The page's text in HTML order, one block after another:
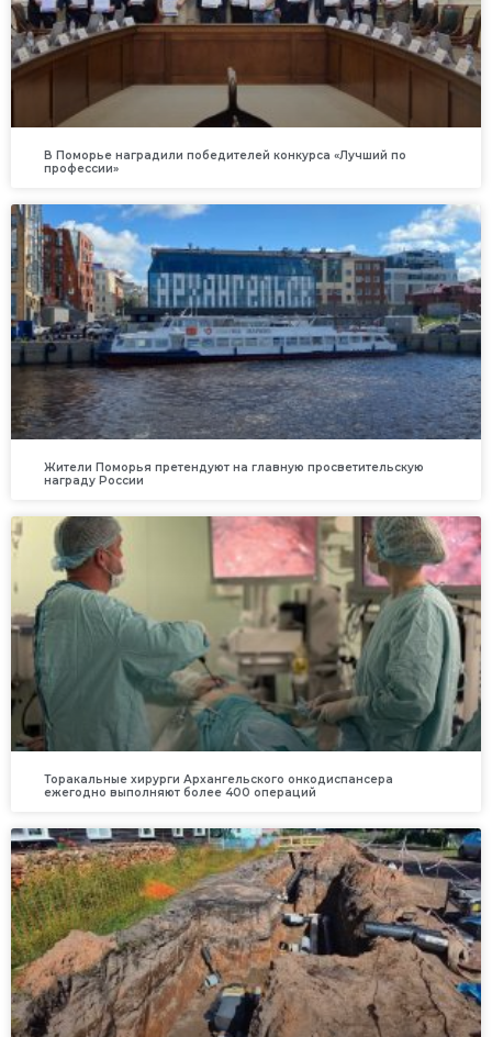
В Поморье наградили победителей конкурса «Лучший по
профессии»
Жители Поморья претендуют на главную просветительскую
награду России
Торакальные хирурги Архангельского онкодиспансера
ежегодно выполняют более 400 операций